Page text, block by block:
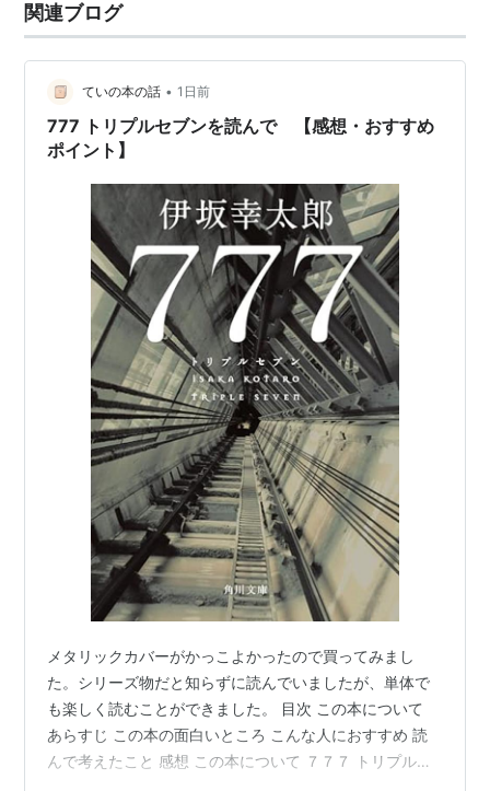
関連ブログ
ていの本の話 • 1日前
777 トリプルセブンを読んで 【感想・おすすめ
ポイント】
メタリックカバーがかっこよかったので買ってみまし
た。シリーズ物だと知らずに読んでいましたが、単体で
も楽しく読むことができました。 目次 この本について
あらすじ この本の面白いところ こんな人におすすめ 読
んで考えたこと 感想 この本について ７７７ トリプルセ